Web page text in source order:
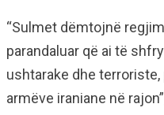
“Sulmet dëmtojnë
parandaluar që ai të
ushtarake dhe
armëve iraniane në